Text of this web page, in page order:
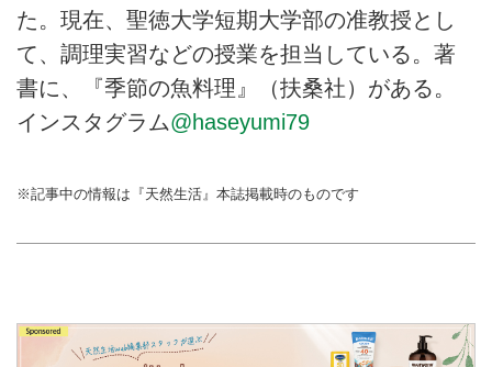
た。現在、聖徳大学短期大学部の准教授とし
て、調理実習などの授業を担当している。著
書に、『季節の魚料理』（扶桑社）がある。
インスタグラム@haseyumi79
※記事中の情報は『天然生活』本誌掲載時のものです